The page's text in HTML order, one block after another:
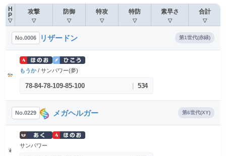
H
P
▽
攻撃
▽
防御
▽
特攻
▽
特防
▽
素早さ
▽
合計
▽
No.0006 リザードン 第1世代(赤緑)
もうか/ サンパワー(夢)
78-84-78-109-85-100 534
No.0229 メガヘルガー 第6世代(XY)
サンパワー